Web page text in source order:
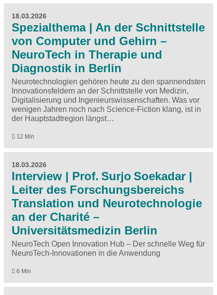
18.03.2026
Spezialthema | An der Schnittstelle
von Computer und Gehirn –
NeuroTech in Therapie und
Diagnostik in Berlin
Neurotechnologien gehören heute zu den spannendsten
Innovationsfeldern an der Schnittstelle von Medizin,
Digitalisierung und Ingenieurswissenschaften. Was vor
wenigen Jahren noch nach Science-Fiction klang, ist in
der Hauptstadtregion längst…
12 Min
18.03.2026
Interview | Prof. Surjo Soekadar |
Leiter des Forschungsbereichs
Translation und Neurotechnologie
an der Charité –
Universitätsmedizin Berlin
NeuroTech Open Innovation Hub – Der schnelle Weg für
NeuroTech-Innovationen in die Anwendung
6 Min